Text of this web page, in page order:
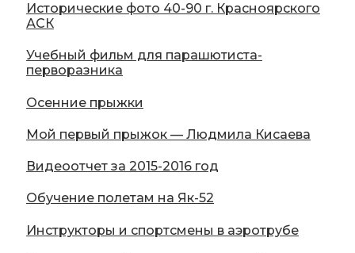
Исторические фото 40-90 г. Красноярского
АСК
Учебный фильм для парашютиста-
перворазника
Осенние прыжки
Мой первый прыжок — Людмила Кисаева
Видеоотчет за 2015-2016 год
Обучение полетам на Як-52
Инструкторы и спортсмены в аэротрубе